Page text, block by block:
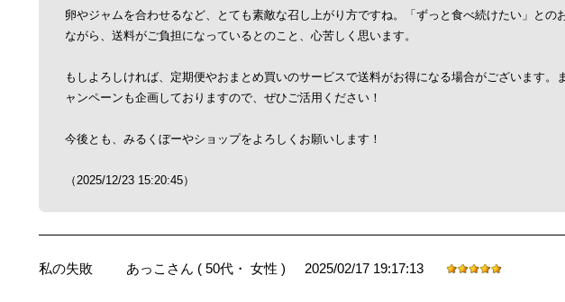
卵やジャムを合わせるなど、とても素敵な召し上がり方ですね。「ずっと食べ続けたい」との
ながら、送料がご負担になっているとのこと、心苦しく思います。
もしよろしければ、定期便やおまとめ買いのサービスで送料がお得になる場合がございます。
ャンペーンも企画しておりますので、ぜひご活用ください！
今後とも、みるくぼーやショップをよろしくお願いします！
（2025/12/23 15:20:45）
私の失敗 あっこさん ( 50代・ 女性 ) 2025/02/17 19:17:13